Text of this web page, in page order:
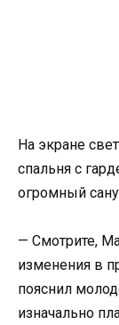
На экране
спальня с
огромный
— Смотрите,
изменения в
пояснил
изначально